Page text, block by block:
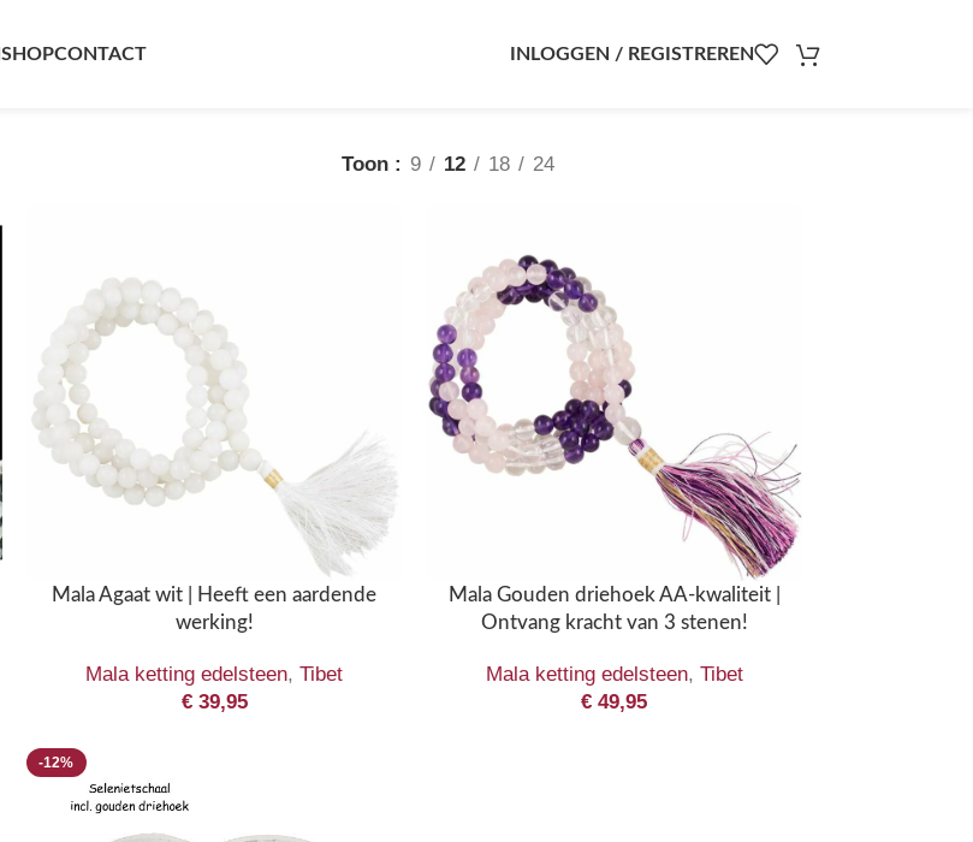
SHOPCONTACT INLOGGEN / REGISTREREN
Toon 9 12 18 24
Mala Agaat wit | Heeft een aardende
werking!
Mala ketting edelsteen, Tibet
€39,95
Mala Gouden driehoek AA-kwaliteit |
Ontvang kracht van 3 stenen!
Mala ketting edelsteen, Tibet
€ 49,95
-12%